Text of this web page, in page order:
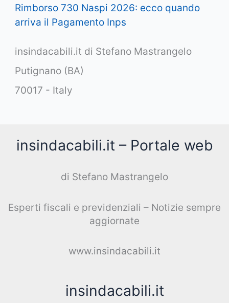
Rimborso 730 Naspi 2026: ecco quando
arriva il Pagamento Inps
insindacabili.it di Stefano Mastrangelo
Putignano (BA)
70017 - Italy
insindacabili.it – Portale web
di Stefano Mastrangelo
Esperti fiscali e previdenziali – Notizie sempre
aggiornate
www.insindacabili.it
insindacabili.it